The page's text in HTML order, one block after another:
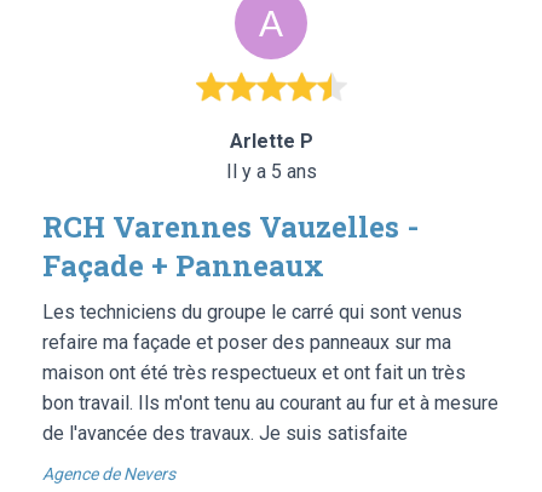
Arlette P
Il y a 5 ans
RCH Varennes Vauzelles -
Façade + Panneaux
Les techniciens du groupe le carré qui sont venus
refaire ma façade et poser des panneaux sur ma
maison ont été très respectueux et ont fait un très
bon travail. Ils m'ont tenu au courant au fur et à mesure
de l'avancée des travaux. Je suis satisfaite
Agence de Nevers